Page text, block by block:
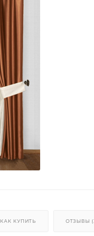
КАК КУПИТЬ ОТЗЫВЫ